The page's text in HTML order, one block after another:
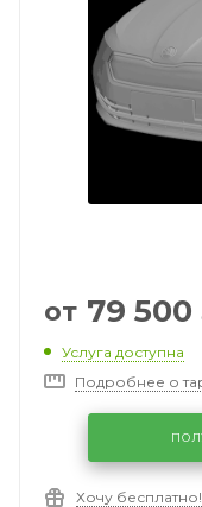
от 79 500
Услуга доступна
Подробнее о
Хочу бесплатно!